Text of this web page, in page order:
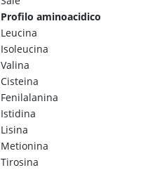
Profilo aminoacidico
Leucina
Isoleucina
Valina
Cisteina
Fenilalanina
Istidina
Lisina
Metionina
Tirosina